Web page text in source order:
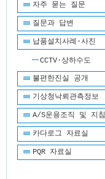
자주 묻는 질문
질문과 답변
납품설치사례·사진
CCTV·상하수도
불편한진실 공개
기상청낙뢰관측정보
A/S운용조직 및 지침
카다로그 자료실
PQR 자료실